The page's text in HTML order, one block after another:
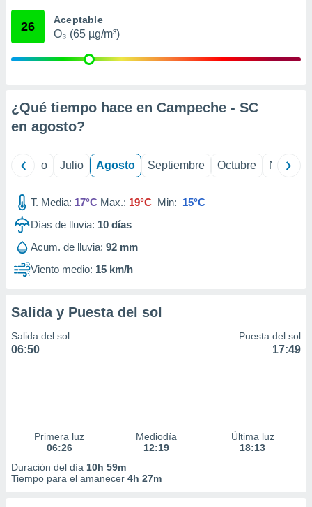
e
publicidad
1199
26 Aceptable
O₃ (65 µg/m³)
¿Qué tiempo hace en Campeche - SC
en agosto?
Junio Julio Agosto Septiembre Octubre
T. Media: 17°C Max.: 19°C Min: 15°C
Días de lluvia: 10 días
Acum. de lluvia: 92 mm
Viento medio: 15 km/h
Salida y Puesta del sol
Salida del sol
06:50
Puesta del sol
17:49
Primera luz
06:26
Mediodía
12:19
Última luz
18:13
Duración del día 10h 59m
Tiempo para el amanecer 4h 27m